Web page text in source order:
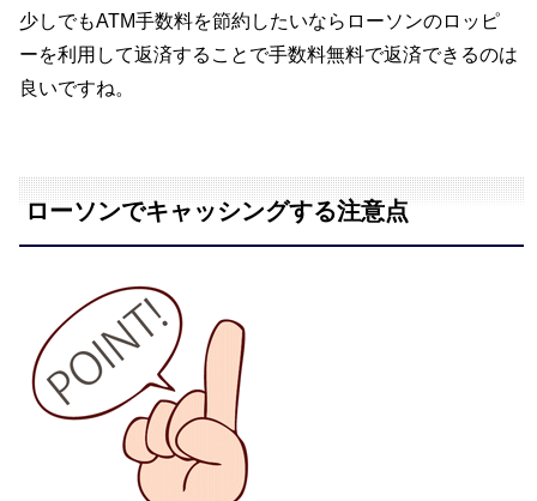
少しでもATM手数料を節約したいならローソンのロッピ
ーを利用して返済することで手数料無料で返済できるのは
良いですね。
ローソンでキャッシングする注意点